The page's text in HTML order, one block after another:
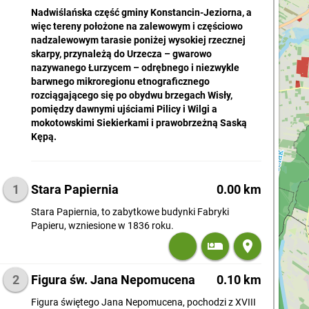
Nadwiślańska część gminy Konstancin-Jeziorna, a
więc tereny położone na zalewowym i częściowo
nadzalewowym tarasie poniżej wysokiej rzecznej
skarpy, przynależą do Urzecza – gwarowo
nazywanego Łurzycem – odrębnego i niezwykle
barwnego mikroregionu etnograficznego
rozciągającego się po obydwu brzegach Wisły,
pomiędzy dawnymi ujściami Pilicy i Wilgi a
mokotowskimi Siekierkami i prawobrzeżną Saską
Kępą.
1 Stara Papiernia 0.00 km
Stara Papiernia, to zabytkowe budynki Fabryki
Papieru, wzniesione w 1836 roku.
airline_seat_individual_suite place
2 Figura św. Jana Nepomucena 0.10 km
Figura świętego Jana Nepomucena, pochodzi z XVIII